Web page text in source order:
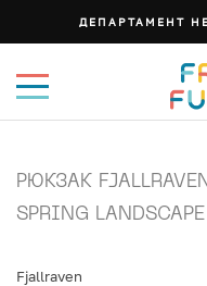
ДЕПАРТАМЕНТ
РЮКЗАК
SPRING
Fjallraven